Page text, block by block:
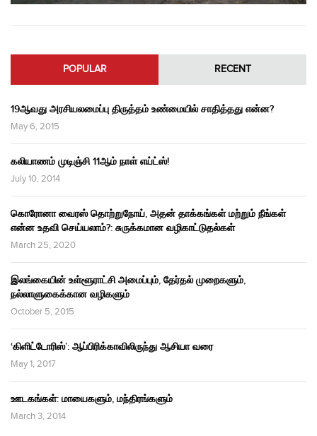
POPULAR RECENT
19ஆவது அரசியலமைப்பு திருத்தம் உண்மையில் சாதித்தது என்ன?
May 6, 2015
கலியாணம் முடிஞ்சி 11ஆம் நாள் எய்ட்ஸ்!
July 10, 2014
கொரோனா வைரஸ் தொற்றுநோய், அதன் தாக்கங்கள் மற்றும் நீங்கள்
என்ன உதவி செய்யலாம்?: சுருக்கமான வழிகாட்டுதல்கள்
March 25, 2020
இலங்கையின் உள்ளூராட்சி அமைப்பும், தேர்தல் முறைகளும்,
நல்லாளுகைக்கான வழிகளும்
October 5, 2015
‘கிளிட்டோரிஸ்’: ஆப்பிரிக்காவிலிருந்து ஆசியா வரை
May 1, 2017
ஊடகங்கள்: மாயைகளும், மந்திரங்களும்
March 3, 2014